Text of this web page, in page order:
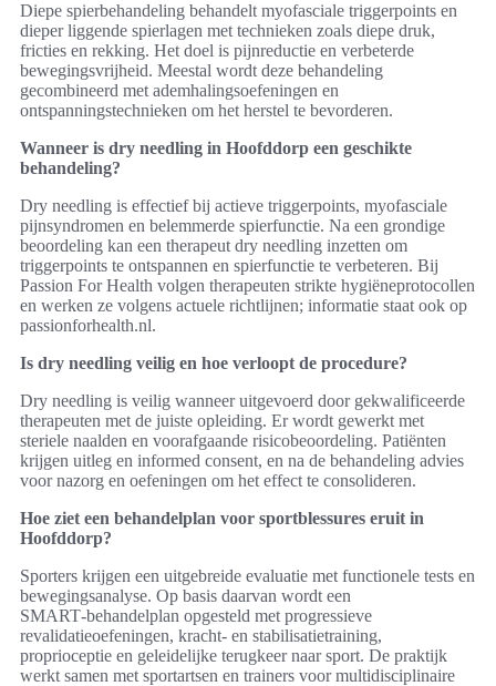
Diepe spierbehandeling behandelt myofasciale triggerpoints en
dieper liggende spierlagen met technieken zoals diepe druk,
fricties en rekking. Het doel is pijnreductie en verbeterde
bewegingsvrijheid. Meestal wordt deze behandeling
gecombineerd met ademhalingsoefeningen en
ontspanningstechnieken om het herstel te bevorderen.
Wanneer is dry needling in Hoofddorp een geschikte
behandeling?
Dry needling is effectief bij actieve triggerpoints, myofasciale
pijnsyndromen en belemmerde spierfunctie. Na een grondige
beoordeling kan een therapeut dry needling inzetten om
triggerpoints te ontspannen en spierfunctie te verbeteren. Bij
Passion For Health volgen therapeuten strikte hygiëneprotocollen
en werken ze volgens actuele richtlijnen; informatie staat ook op
passionforhealth.nl.
Is dry needling veilig en hoe verloopt de procedure?
Dry needling is veilig wanneer uitgevoerd door gekwalificeerde
therapeuten met de juiste opleiding. Er wordt gewerkt met
steriele naalden en voorafgaande risicobeoordeling. Patiënten
krijgen uitleg en informed consent, en na de behandeling advies
voor nazorg en oefeningen om het effect te consolideren.
Hoe ziet een behandelplan voor sportblessures eruit in
Hoofddorp?
Sporters krijgen een uitgebreide evaluatie met functionele tests en
bewegingsanalyse. Op basis daarvan wordt een
SMART‑behandelplan opgesteld met progressieve
revalidatieoefeningen, kracht‑ en stabilisatietraining,
proprioceptie en geleidelijke terugkeer naar sport. De praktijk
werkt samen met sportartsen en trainers voor multidisciplinaire